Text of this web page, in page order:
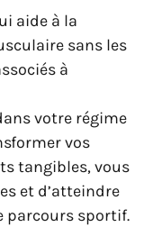
aide à la
sans les
à
votre régime
vos
tangibles, vous
et d’atteindre
parcours sportif.